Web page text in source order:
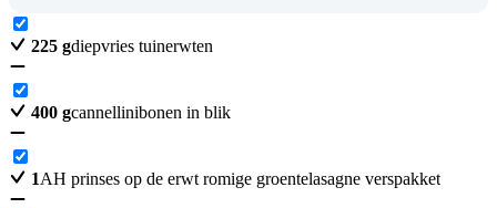
225 gdiepvries tuinerwten
400 gcannellinibonen in blik
1AH prinses op de erwt romige groentelasagne verspakket